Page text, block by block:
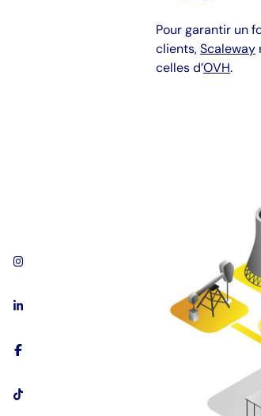
Pour garantir un
clients,Scaleway
celles d’OVH.
Accéder au Instagram de Digisanté
Accéder au LinkedIn de Digisanté
Accéder au Facebook de Digisanté
Accéder au Tiktok de Digisanté